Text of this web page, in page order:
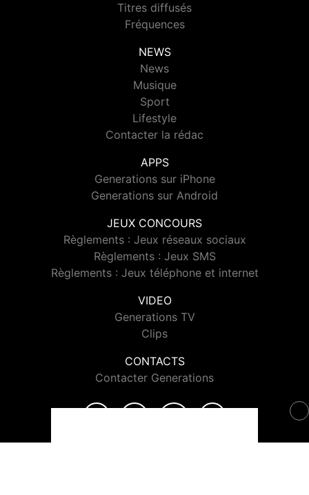
Titres diffusés
Fréquences
NEWS
News
Musique
Sport
Lifestyle
Contacter la rédac
APPS
Generations sur iPhone
Generations sur Android
JEUX CONCOURS
Règlements : Jeux réseaux sociaux
Règlements : Jeux SMS
Règlements : Jeux téléphone et internet
VIDEO
Generations TV
Clips
CONTACTS
Contacter Generations